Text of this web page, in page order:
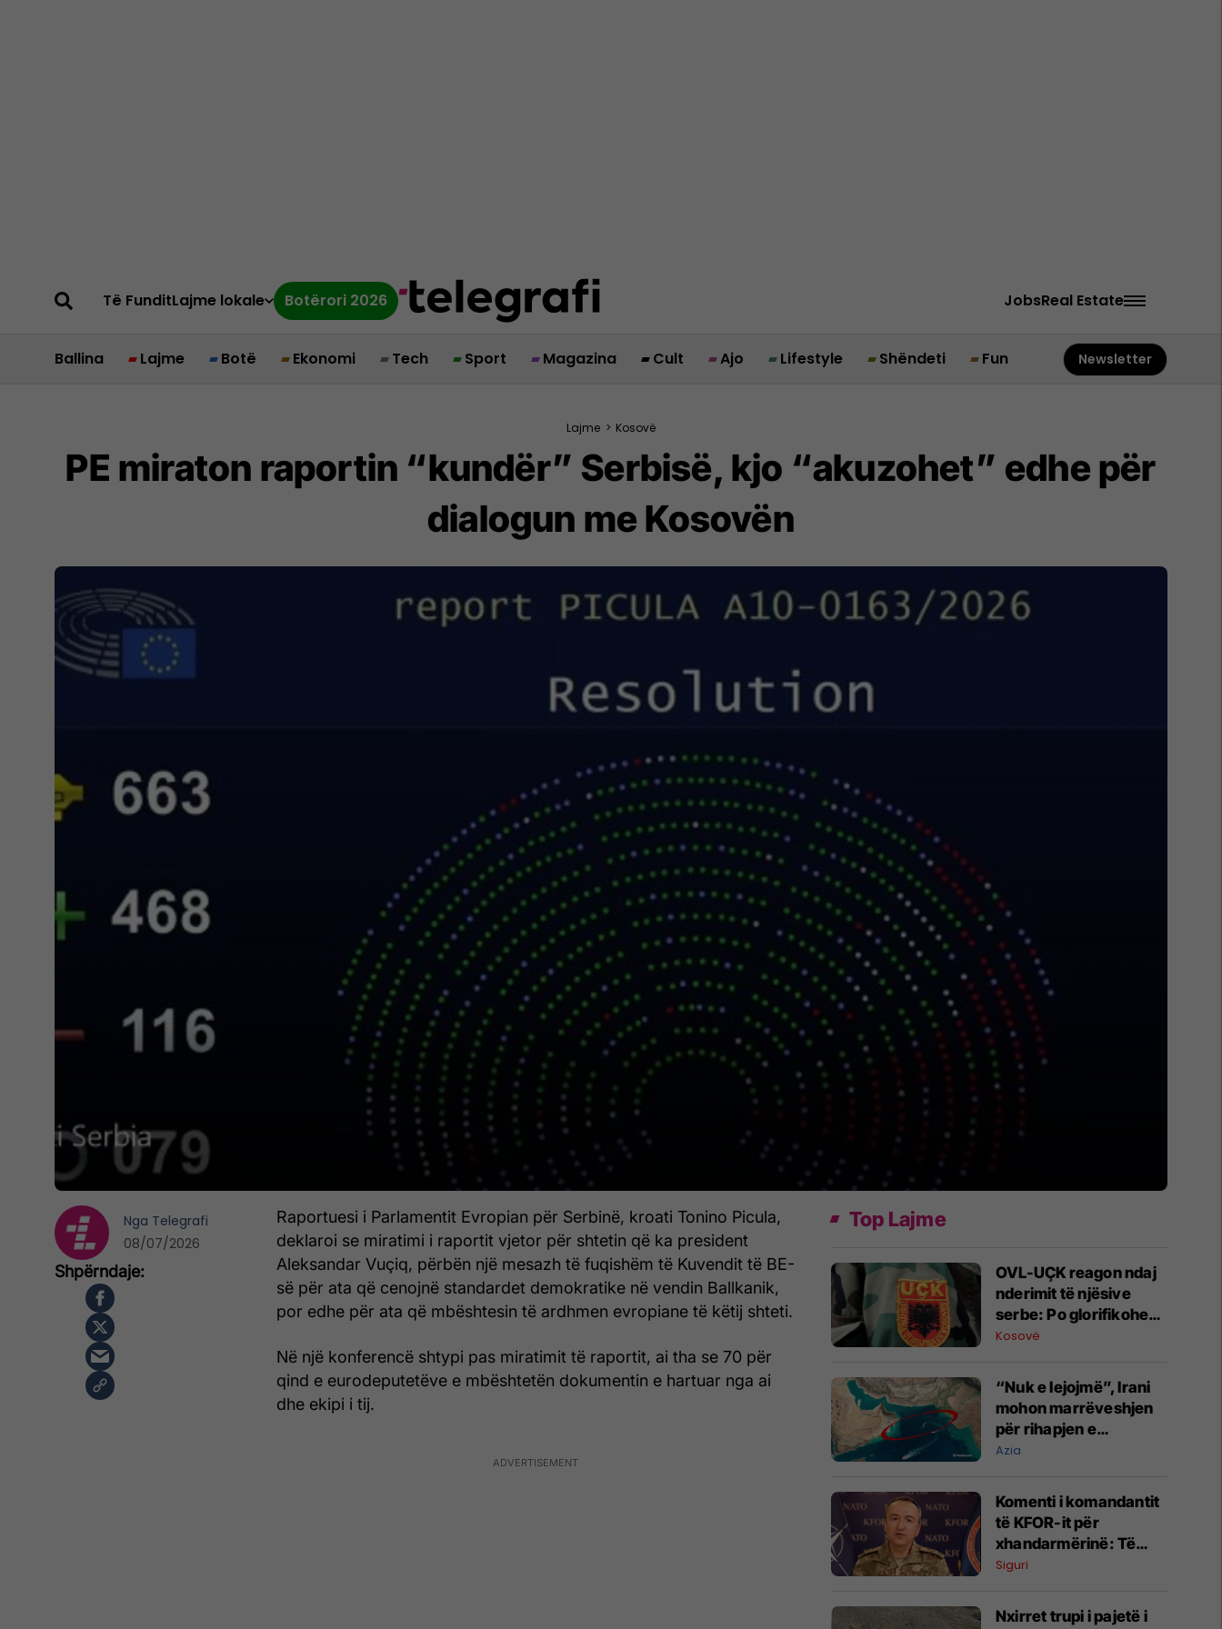
Të FunditLajme lokale Botërori 2026 JobsReal Estate
Ballina Lajme Botë Ekonomi Tech Sport Magazina Cult Ajo Lifestyle Shëndeti Fun Newsletter
Lajme > Kosovë
PE miraton raportin “kundër” Serbisë, kjo “akuzohet” edhe për
dialogun me Kosovën
Raportuesi i Parlamentit Evropian për Serbinë, kroati Tonino Picula,
deklaroi se miratimi i raportit vjetor për shtetin që ka president
Aleksandar Vuçiq, përbën një mesazh të fuqishëm të Kuvendit të BE-
së për ata që cenojnë standardet demokratike në vendin Ballkanik,
por edhe për ata që mbështesin të ardhmen evropiane të këtij shteti.
Në një konferencë shtypi pas miratimit të raportit, ai tha se 70 për
qind e eurodeputetëve e mbështetën dokumentin e hartuar nga ai
dhe ekipi i tij.
Nga Telegrafi
08/07/2026
Top Lajme
OVL-UÇK reagon ndaj
nderimit të njësive
serbe: Po glorifikohen
mohuesit e krimeve të
Kosovë
“Nuk e lejojmë”, Irani
mohon marrëveshjen
për rihapjen e
Ngushticës së
Azia
Komenti i komandantit
të KFOR-it për
xhandarmërinë: Të
shmanget dyfishimi i
Siguri
Nxirret trupi i pajetë i